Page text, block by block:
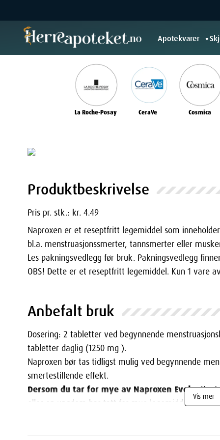
Apotekvarer ▼
La Roche-Posay CeraVe Cosmica
Produktbeskrivelse
Pris pr. stk.: kr. 4.49
Naproxen er et reseptfritt legemiddel som
bl.a. menstruasjonssmerter, tannsmerter eller
Les pakningsvedlegg før bruk. Pakningsvedlegg
OBS! Dette er et reseptfritt legemiddel. Kun 1 vare
Anbefalt bruk
Dosering: 2 tabletter ved begynnende
tabletter daglig (1250 mg ).
Naproxen bør tas tidligst mulig ved begynnende
smertestillende effekt.
Dersom du tar for mye av Naproxen Evolan
eller en ungdom har tatt for mye legemiddel, eller
Vis mer